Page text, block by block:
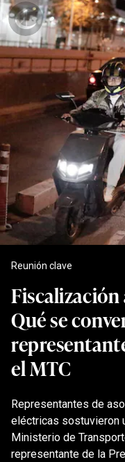
Reunión clave
Qué se
el MTC
Representantes de
eléctricas sostuvieron
Ministerio de
representante de la